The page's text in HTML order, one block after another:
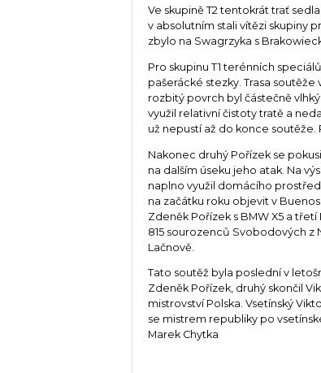
Ve skupině T2 tentokrát trať
v absolutním stali vítězi skupiny
zbylo na Swagrzyka s
Pro skupinu T1 terénních
pašerácké stezky. Trasa
rozbitý povrch byl částečně
využil relativní čistoty tratě a
už nepustí až do konce soutěže.
Nakonec druhý Pořízek se
na dalším úseku jeho atak. Na
naplno využil domácího
na začátku roku objevit v
Zdeněk Pořízek s BMW X5 a
815 sourozenců Svobodových z
Lačnově.
Tato soutěž byla poslední v
Zdeněk Pořízek, druhý skončil
mistrovství Polska. Vsetínský
se mistrem republiky po
Marek Chytka